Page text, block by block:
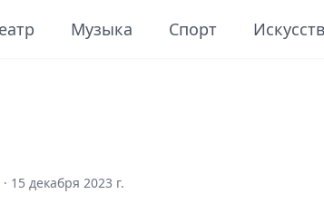
Музыка Спорт
15 декабря 2023 г.